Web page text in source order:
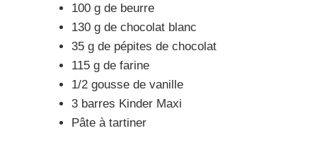
100 g de beurre
130 g de chocolat blanc
35 g de pépites de chocolat
115 g de farine
1/2 gousse de vanille
3 barres Kinder Maxi
Pâte à tartiner